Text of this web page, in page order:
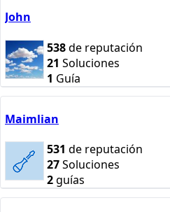
John
538de reputación
21 Soluciones
1 Guía
Maimlian
531 de reputación
27Soluciones
2guías